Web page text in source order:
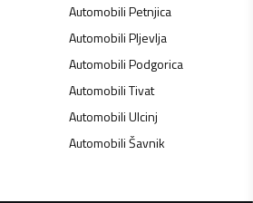
AutomobiliPetnjica
AutomobiliPljevlja
AutomobiliPodgorica
AutomobiliTivat
AutomobiliUlcinj
AutomobiliŠavnik